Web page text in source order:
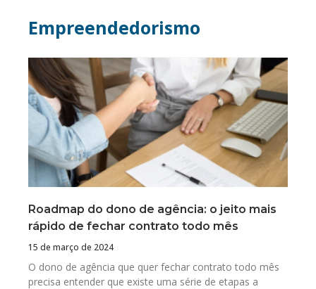
Empreendedorismo
Roadmap do dono de agência: o jeito mais
rápido de fechar contrato todo mês
15 de março de 2024
O dono de agência que quer fechar contrato todo mês
precisa entender que existe uma série de etapas a